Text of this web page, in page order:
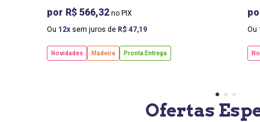
R$ 566,32
Ou 12 sem juros de R$ 47,19
Novidades Madeira Pronta Entrega
Ou
Ofertas